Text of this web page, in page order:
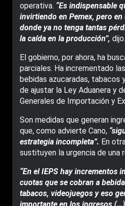
operativa. “Es indispensable
invirtiendo en Pemex, pero
donde ya no tenga tantas
la caída en la producción”, dijo.
El gobierno, por ahora, ha
parciales. Ha incrementado
bebidas azucaradas, tabacos
de ajustar la Ley Aduanera y
Generales de Importación y
Son medidas que generan
que, como advierte Cano,
estrategia incompleta”. En
sustituyen la urgencia de una
“En el IEPS hay incrementos
cuotas que se cobran a
tabacos, videojuegos y eso
importante en los ingresos